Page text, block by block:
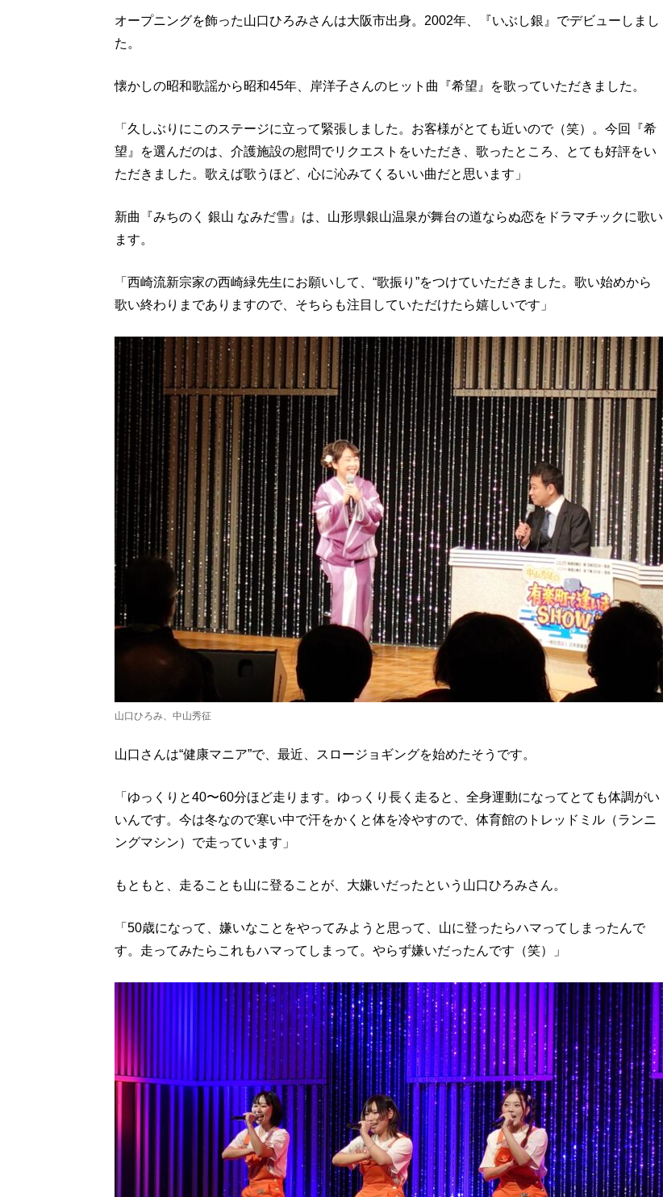
オープニングを飾った山口ひろみさんは大阪市出身。2002年、『いぶし銀』でデビューしまし
た。
懐かしの昭和歌謡から昭和45年、岸洋子さんのヒット曲『希望』を歌っていただきました。
「久しぶりにこのステージに立って緊張しました。お客様がとても近いので（笑）。今回『希
望』を選んだのは、介護施設の慰問でリクエストをいただき、歌ったところ、とても好評をい
ただきました。歌えば歌うほど、心に沁みてくるいい曲だと思います」
新曲『みちのく 銀山 なみだ雪』は、山形県銀山温泉が舞台の道ならぬ恋をドラマチックに歌い
ます。
「西崎流新宗家の西崎緑先生にお願いして、“歌振り”をつけていただきました。歌い始めから
歌い終わりまでありますので、そちらも注目していただけたら嬉しいです」
山口ひろみ、中山秀征
山口さんは“健康マニア”で、最近、スロージョギングを始めたそうです。
「ゆっくりと40〜60分ほど走ります。ゆっくり長く走ると、全身運動になってとても体調がい
いんです。今は冬なので寒い中で汗をかくと体を冷やすので、体育館のトレッドミル（ランニ
ングマシン）で走っています」
もともと、走ることも山に登ることが、大嫌いだったという山口ひろみさん。
「50歳になって、嫌いなことをやってみようと思って、山に登ったらハマってしまったんで
す。走ってみたらこれもハマってしまって。やらず嫌いだったんです（笑）」